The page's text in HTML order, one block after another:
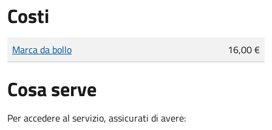
Costi
Tipo di pagamento
Importo
Marca da bollo 16,00 €
Cosa serve
Per accedere al servizio, assicurati di avere: